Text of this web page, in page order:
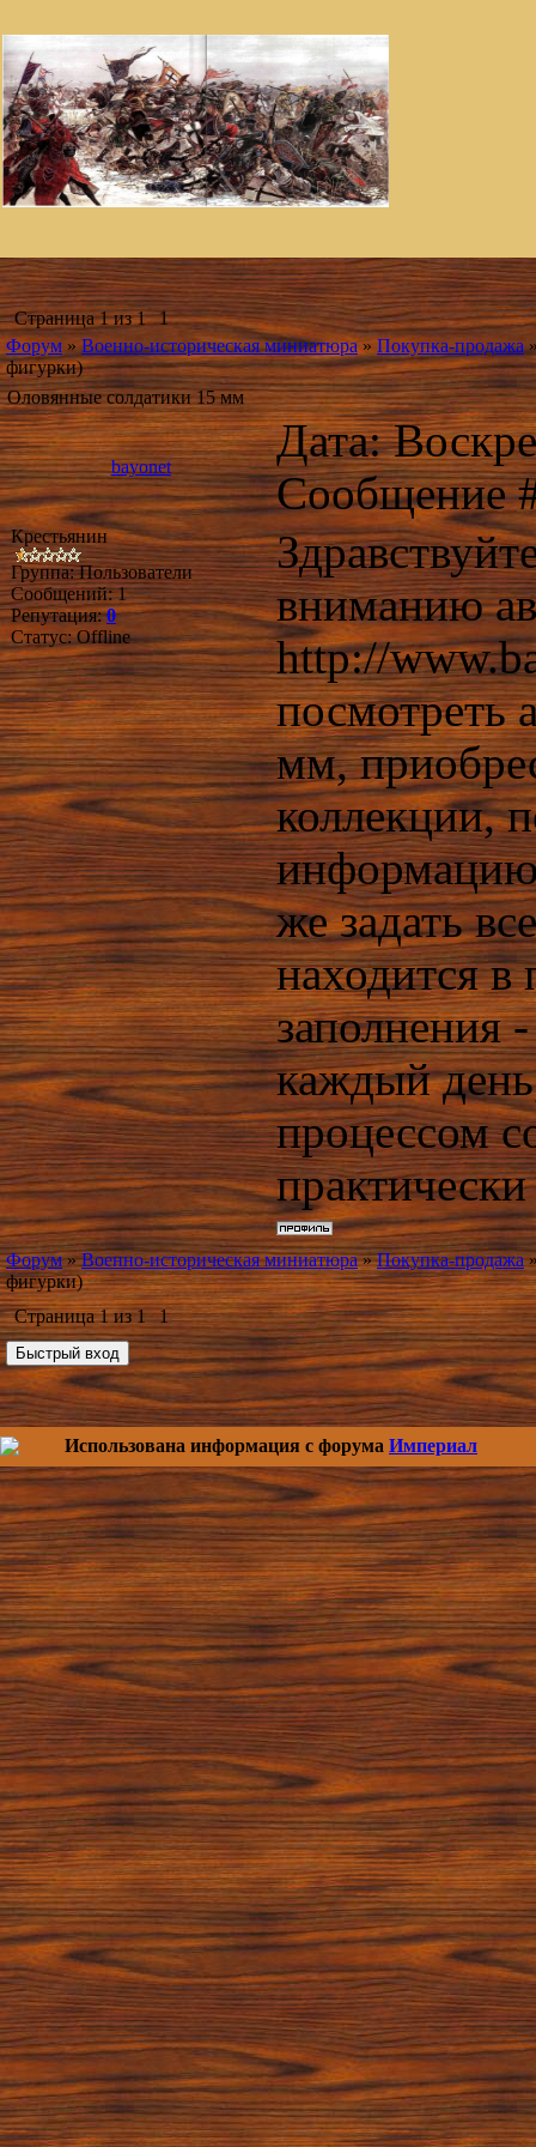
Страница1из1
1
Форум » Военно-историческая миниатюра » Покупка-продажа
фигурки)
Оловянные солдатики 15 мм
bayonet
Дата:
Сообщение
Крестьянин
Группа: Пользователи
Сообщений:1
Репутация:0
Статус:Offline
вниманию
http://
посмотреть
мм,
коллекции,
же задать
находится в
заполнения
каждый
процессом
Форум » Военно-историческая миниатюра » Покупка-продажа
фигурки)
Страница1из1 1
Использована информация с форума Империал